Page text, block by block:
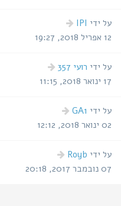
הודעה
אחרונה
על ידי IPI
12 אפריל 2018, 19:27
הודעה
אחרונה
על ידי רועי 357
17 ינואר 2018, 11:15
הודעה
אחרונה
על ידי GA1
02 ינואר 2018, 12:12
הודעה
אחרונה
על ידי Royb
07 נובמבר 2017, 20:18